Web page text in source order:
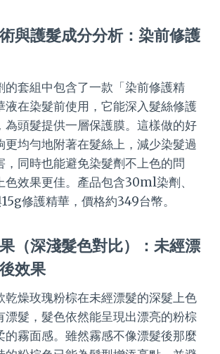
與護髮成分分析：染前修護
的套組中包含了一款「染前修護精
液在染髮前使用，它能深入髮絲修護
為頭髮提供一層保護膜。這樣做的好
更均勻地附著在髮絲上，減少染髮過
，同時也能避免染髮劑不上色的問
色效果更佳。產品包含30ml染劑、
修護精華，價格約349台幣。
（深淺髮色對比）：未經漂
效果
乾燥玫瑰粉棕在未經漂髮的深髮上色
漂髮，髮色依然能呈現出漂亮的粉棕
的霧面感。雖然霧感不像漂髮後那麼